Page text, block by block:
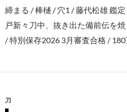
締まる / 棒樋 / 穴1 / 藤代松雄 鑑
戸新々刀中、抜き出た備前伝を
/ 特別保存2026 3月審査合格 / 180
刀